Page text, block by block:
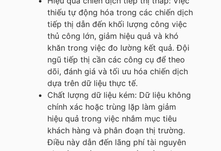
thiếu tự động hóa trong các chiến dịch
tiếp thị dẫn đến khối lượng công việc
thủ công lớn, giảm hiệu quả và khó
khăn trong việc đo lường kết quả. Đội
ngũ tiếp thị cần các công cụ để theo
dõi, đánh giá và tối ưu hóa chiến dịch
dựa trên dữ liệu thực tế.
Chất lượng dữ liệu kém: Dữ liệu không
chính xác hoặc trùng lặp làm giảm
hiệu quả trong việc nhắm mục tiêu
khách hàng và phân đoạn thị trường.
Điều này dẫn đến lãng phí tài nguyên